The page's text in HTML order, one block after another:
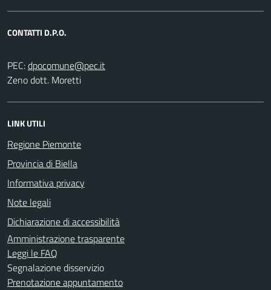
CONTATTI D.P.O.
PEC:
Zeno dott. Moretti
LINK UTILI
Regione Piemonte
Provincia di Biella
Informativa privacy
Note legali
Dichiarazione di accessibilità
Amministrazione trasparente
Leggi le FAQ
Segnalazione disservizio
Prenotazione appuntamento